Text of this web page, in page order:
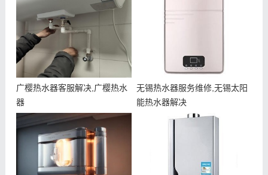
广樱热水器客服解决,广樱热水
器
无锡热水器服务维修,无锡太阳
能热水器解决